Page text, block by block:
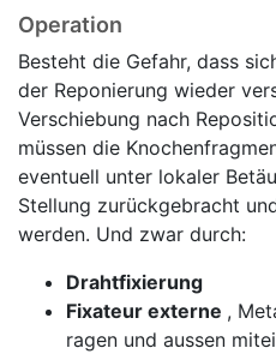
Operation
Besteht die Gefahr, dass
der Reponierung wieder
Verschiebung nach
müssen die
eventuell unter lokaler
Stellung zurückgebracht
werden. Und zwar durch:
Drahtfixierung
Fixateur externe ,
ragen und aussen